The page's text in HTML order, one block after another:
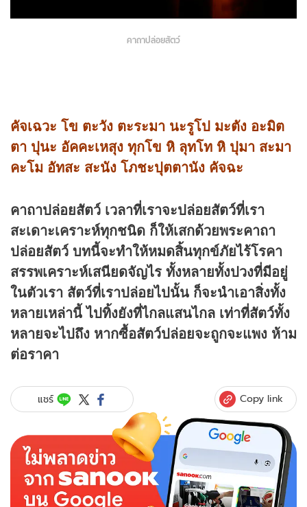
คาถาปล่อยสัตว์
คัจเฉวะ โข ตะวัง ตะระมา นะรูโป มะตัง อะมิต
ตา ปุนะ อัคคะเหสุง ทุกโข หิ ลุทโท หิ ปุมา สะมา
คะโม อัทสะ สะนัง โภชะปุตตานัง คัจฉะ
คาถาปล่อยสัตว์ เวลาที่เราจะปล่อยสัตว์ที่เรา
สะเดาะเคราะห์ทุกชนิด ก็ให้เสกด้วยพระคาถา
ปล่อยสัตว์ บทนี้จะทำให้หมดสิ้นทุกข์ภัยไร้โรคา
สรรพเคราะห์เสนียดจัญไร ทั้งหลายทั้งปวงที่มีอยู่
ในตัวเรา สัตว์ที่เราปล่อยไปนั้น ก็จะนำเอาสิ่งทั้ง
หลายเหล่านี้ ไปทิ้งยังที่ไกลแสนไกล เท่าที่สัตว์ทั้ง
หลายจะไปถึง หากซื้อสัตว์ปล่อยจะถูกจะแพง ห้าม
ต่อราคา
แชร์ Copy link